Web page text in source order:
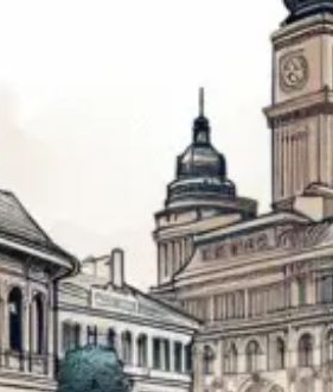
Navigatie Audi A5
Navigatie Audi A6 C5
Navigatie Audi A6 C6
Navigatie Audi A6 C7
Navigatie Audi Q5
Navigație Ford Fiesta
Navigație Ford Focus 1
Navigație Ford Focus 2
Navigație Ford Focus MK3